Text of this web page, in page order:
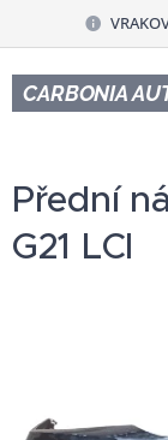
CARBONIA
Přední
G21 LCI